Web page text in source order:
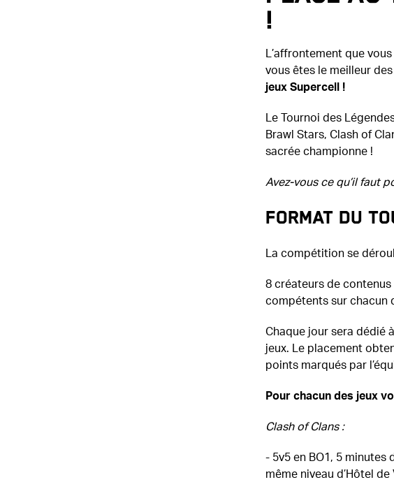
!
L’affrontement que
vous êtes le meilleur
jeux Supercell !
Le Tournoi des
Brawl Stars, Clash of
sacrée championne !
Avez-vous ce qu’il faut
Format du
La compétition se
8 créateurs de
compétents sur chacun
Chaque jour sera dédié
jeux. Le placement
points marqués par
Pour chacun des jeux
Clash of Clans :
- 5v5 en BO1, 5
même niveau d’Hôtel